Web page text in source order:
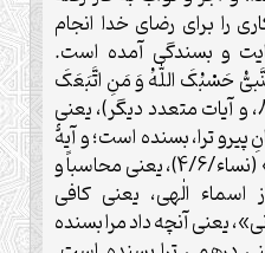
را برای رضای خدا انجام
و بسندگی آمده است.
حَسْبُکَ اللّٰهُ وَ مَنِ اتَّبَعَکَ
مِنَ المؤْمِنینَ» (انفال/ 8/64، و آیات متعدد دیگر)، یعنی
پیرو ترا، بسنده است؛ و آیۀ
شریفۀ «… کَفى بِاللّٰهِ حَسیباً» (نساء/4/6)، یعنی محاسباً و
اسماء الٰهی، یعنی کافی
یعنی آنچه داد مرا بسنده